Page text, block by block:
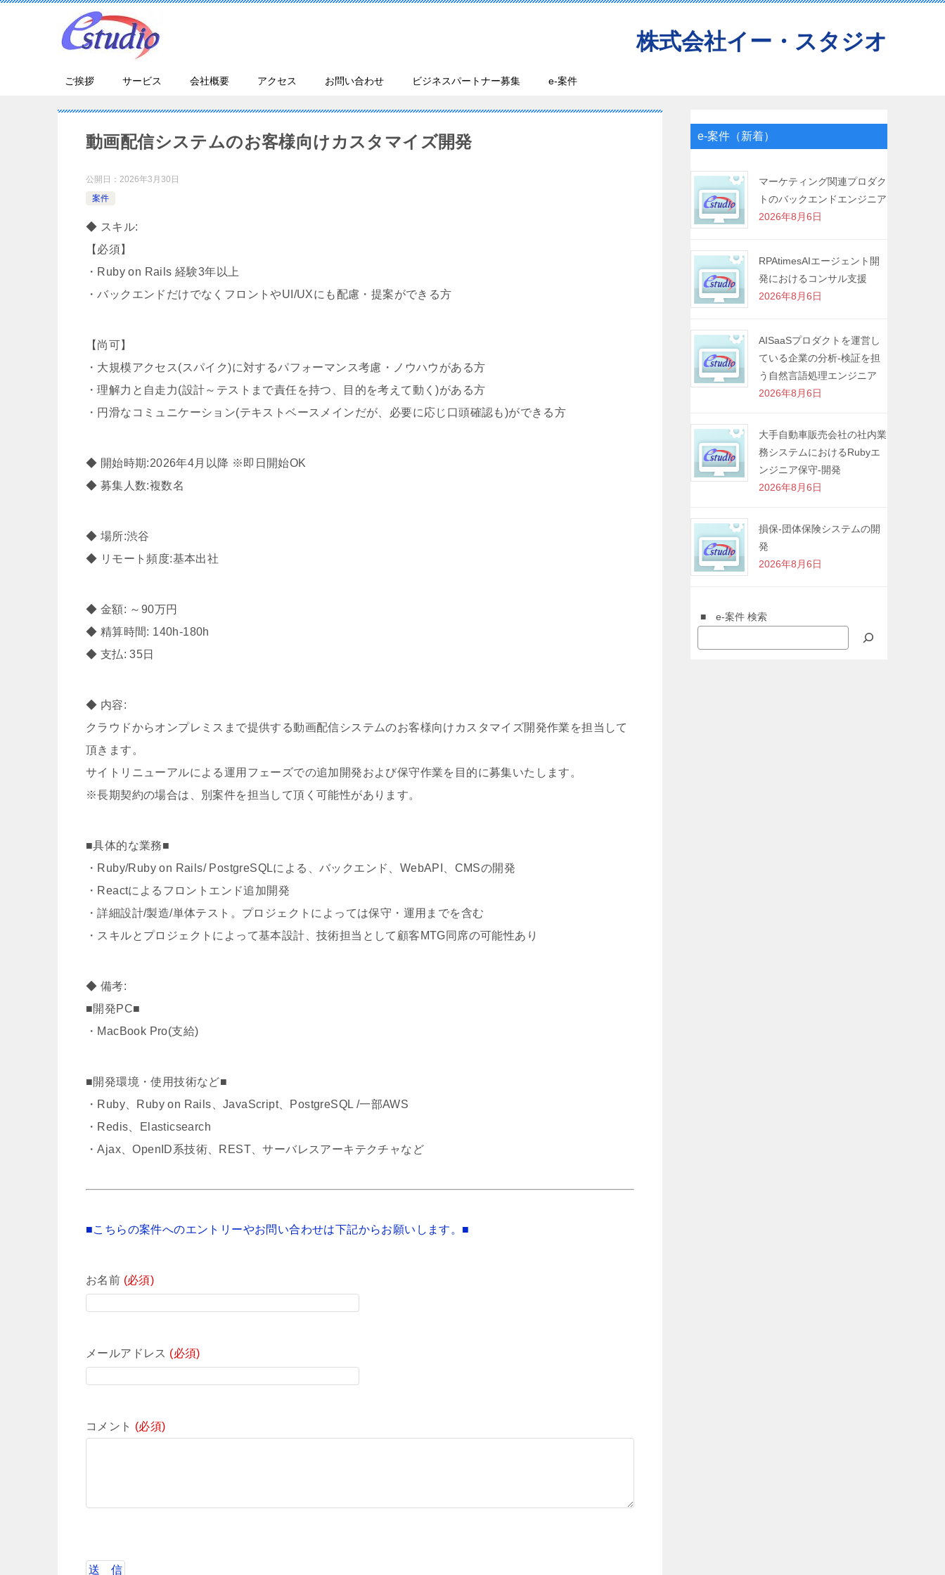
株式会社イー・スタジオ
ご挨拶 サービス 会社概要 アクセス お問い合わせ ビジネスパートナー募集 e-案件
動画配信システムのお客様向けカスタマイズ開発
公開日： 2026年3月30日
案件
◆ スキル:
【必須】
・Ruby on Rails 経験3年以上
・バックエンドだけでなくフロントやUI/UXにも配慮・提案ができる方
【尚可】
・大規模アクセス(スパイク)に対するパフォーマンス考慮・ノウハウがある方
・理解力と自走力(設計～テストまで責任を持つ、目的を考えて動く)がある方
・円滑なコミュニケーション(テキストベースメインだが、必要に応じ口頭確認も)ができる方
◆ 開始時期:2026年4月以降 ※即日開始OK
◆ 募集人数:複数名
◆ 場所:渋谷
◆ リモート頻度:基本出社
◆ 金額: ～90万円
◆ 精算時間: 140h-180h
◆ 支払: 35日
◆ 内容:
クラウドからオンプレミスまで提供する動画配信システムのお客様向けカスタマイズ開発作業を担当して
頂きます。
サイトリニューアルによる運用フェーズでの追加開発および保守作業を目的に募集いたします。
※長期契約の場合は、別案件を担当して頂く可能性があります。
■具体的な業務■
・Ruby/Ruby on Rails/ PostgreSQLによる、バックエンド、WebAPI、CMSの開発
・Reactによるフロントエンド追加開発
・詳細設計/製造/単体テスト。プロジェクトによっては保守・運用までを含む
・スキルとプロジェクトによって基本設計、技術担当として顧客MTG同席の可能性あり
◆ 備考:
■開発PC■
・MacBook Pro(支給)
■開発環境・使用技術など■
・Ruby、Ruby on Rails、JavaScript、PostgreSQL /一部AWS
・Redis、Elasticsearch
・Ajax、OpenID系技術、REST、サーバレスアーキテクチャなど
■こちらの案件へのエントリーやお問い合わせは下記からお願いします。■
お名前 (必須)
メールアドレス (必須)
コメント (必須)
e-案件（新着）
マーケティング関連プロダク
トのバックエンドエンジニア
2026年8月6日
RPAtimesAIエージェント開
発におけるコンサル支援
2026年8月6日
AISaaSプロダクトを運営し
ている企業の分析-検証を担
う自然言語処理エンジニア
2026年8月6日
大手自動車販売会社の社内業
務システムにおけるRubyエ
ンジニア保守-開発
2026年8月6日
損保-団体保険システムの開
発
2026年8月6日
■ e-案件 検索